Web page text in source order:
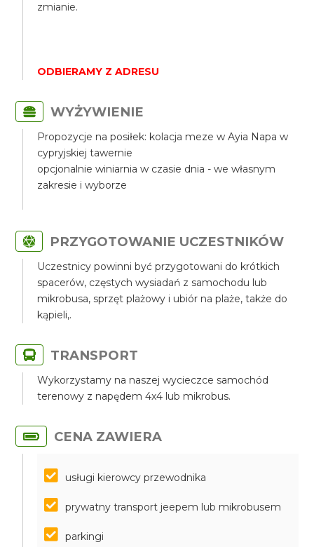
zmianie.
ODBIERAMY Z ADRESU
WYŻYWIENIE
Propozycje na posiłek: kolacja meze w Ayia Napa w
cypryjskiej tawernie
opcjonalnie winiarnia w czasie dnia - we własnym
zakresie i wyborze
PRZYGOTOWANIE UCZESTNIKÓW
Uczestnicy powinni być przygotowani do krótkich
spacerów, częstych wysiadań z samochodu lub
mikrobusa, sprzęt plażowy i ubiór na plaże, także do
kąpieli,.
TRANSPORT
Wykorzystamy na naszej wycieczce samochód
terenowy z napędem 4x4 lub mikrobus.
CENA ZAWIERA
usługi kierowcy przewodnika
prywatny transport jeepem lub mikrobusem
parkingi